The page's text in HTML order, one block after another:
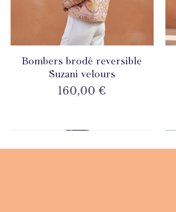
Aperçu rapide
Bombers brodé reversible
Suzani velours
Prix
160,00 €